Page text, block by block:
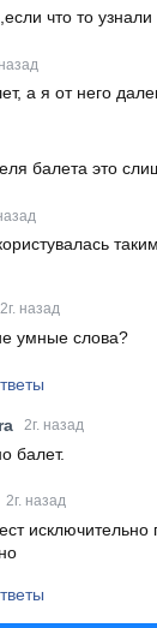
что то узнали
а я от него
балета это
2г. назад
умные слова?
2г. назад
балет.
2г. назад
исключительно